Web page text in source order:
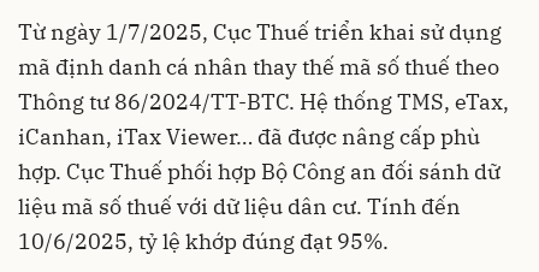
Từ ngày 1/7/2025, Cục Thuế triển khai sử dụng
mã định danh cá nhân thay thế mã số thuế theo
Thông tư 86/2024/TT-BTC. Hệ thống TMS, eTax,
iCanhan, iTax Viewer… đã được nâng cấp phù
hợp. Cục Thuế phối hợp Bộ Công an đối sánh dữ
liệu mã số thuế với dữ liệu dân cư. Tính đến
10/6/2025, tỷ lệ khớp đúng đạt 95%.